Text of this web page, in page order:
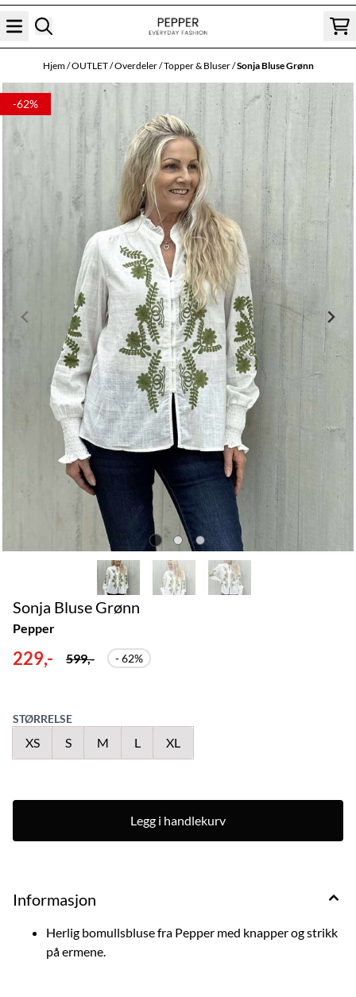
Hopp til innhold
Hjem/OUTLET/Overdeler/Topper & Bluser/Sonja Bluse Grønn
-62%
Sonja Bluse Grønn
Pepper
229,- 599,- - 62%
STØRRELSE
XS S M L XL
Legg i handlekurv
Informasjon
Herlig bomullsbluse fra Pepper med knapper og strikk
på ermene.